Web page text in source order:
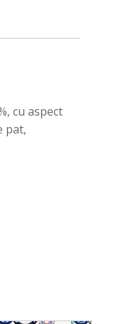
cu aspect
pat,